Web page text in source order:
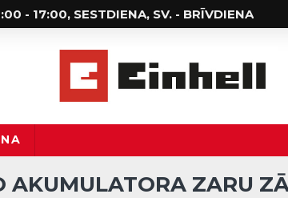
- 17:00, SESTDIENA, SV. - BRĪVDIENA
AKUMULATORA ZARU